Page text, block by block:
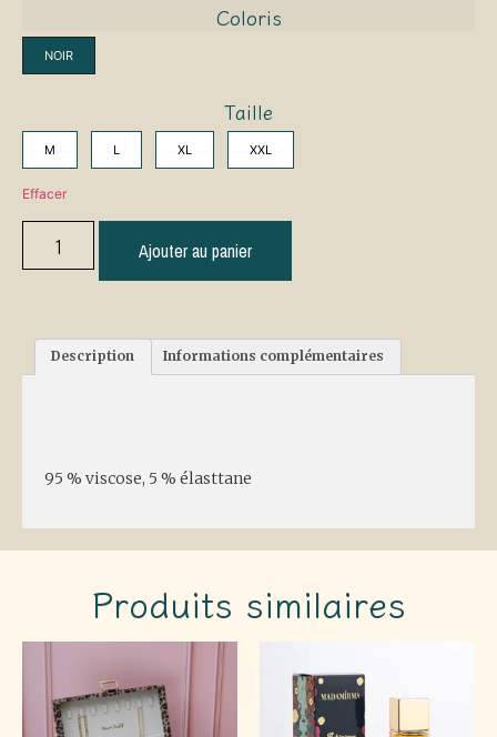
Coloris
NOIR
Taille
M L XL XXL
Effacer
Ajouter au panier
Description Informations complémentaires
95 % viscose, 5 % élasttane
Produits similaires